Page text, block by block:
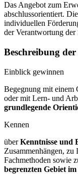
Das Angebot zum
abschlussorientiert.
individuellen
der Verantwortung der
Beschreibung
Einblick gewinnen
Begegnung mit einem
oder mit Lern- und
grundlegende
Kennen
überKenntnisse und
Zusammenhängen,
Fachmethoden sowie
begrenzten Gebiet